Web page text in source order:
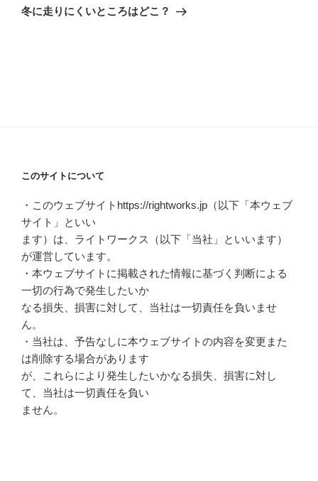
ー
の
冬に走りにくいところはどこ？
このサイトについて
・このウェブサイトhttps://rightworks.jp（以下「本ウェブ
サイト」といい
ます）は、ライトワークス（以下「当社」といいます）
が運営しています。
・本ウェブサイトに掲載された情報に基づく判断による
一切の行為で発生したいか
なる損失、損害に対して、当社は一切責任を負いませ
ん。
・当社は、予告なしに本ウェブサイトの内容を変更また
は削除する場合があります
が、これらにより発生したいかなる損失、損害に対し
て、当社は一切責任を負い
ません。